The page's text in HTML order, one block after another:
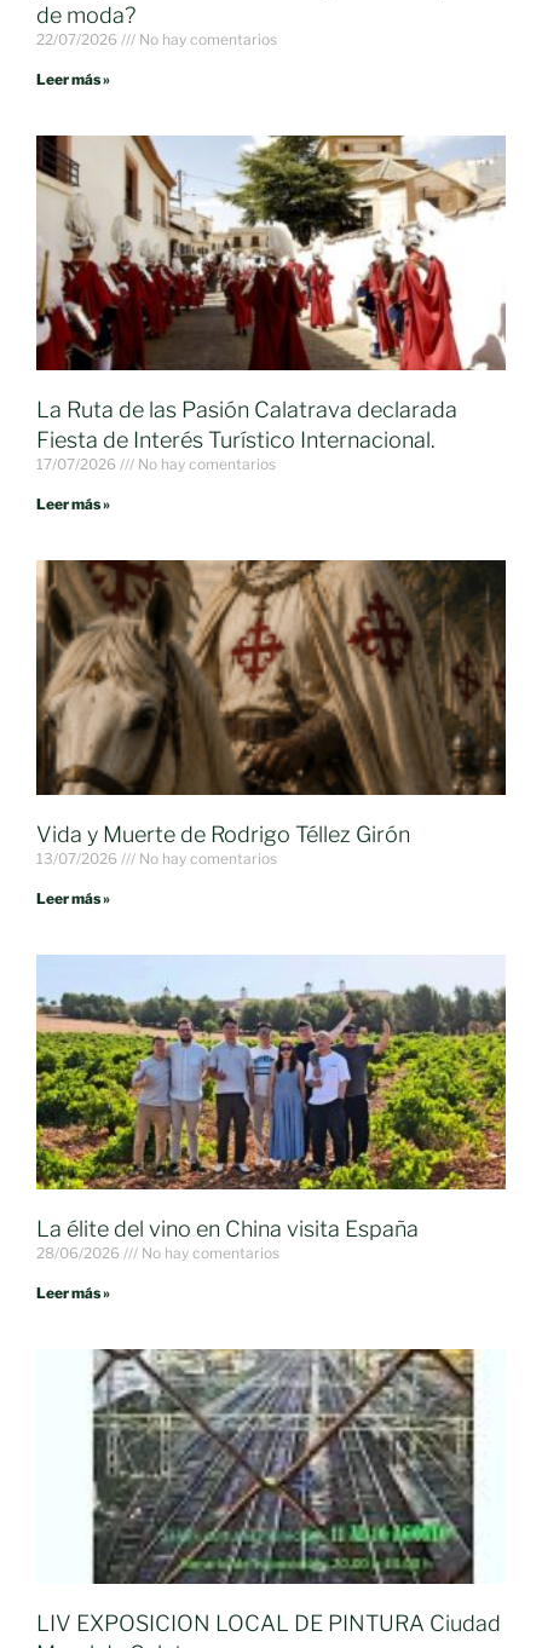
de moda?
22/07/2026 No hay comentarios
Leer más »
La Ruta de las Pasión Calatrava declarada
Fiesta de Interés Turístico Internacional.
17/07/2026 No hay comentarios
Leer más »
Vida y Muerte de Rodrigo Téllez Girón
13/07/2026 No hay comentarios
Leer más »
La élite del vino en China visita España
28/06/2026 No hay comentarios
Leer más »
LIV EXPOSICION LOCAL DE PINTURA Ciudad